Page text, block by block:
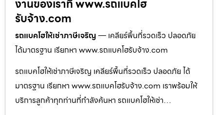
งานของเราที่ www.รถแบคโฮ
รับจ้าง.com
รถแบคโฮให้เช่าภาษีเจริญ — เคลียร์พื้นที่รวดเร็ว ปลอดภัย
ได้มาตรฐาน เรียกหา www.รถแบคโฮรับจ้าง.com
รถแบคโฮให้เช่าภาษีเจริญ เคลียร์พื้นที่รวดเร็ว ปลอดภัย ได้
มาตรฐาน เรียกหา www.รถแบคโฮรับจ้าง.com เราพร้อมให้
บริการลูกค้าทุกท่านที่กำลังค้นหา รถแบคโฮให้เช่า…